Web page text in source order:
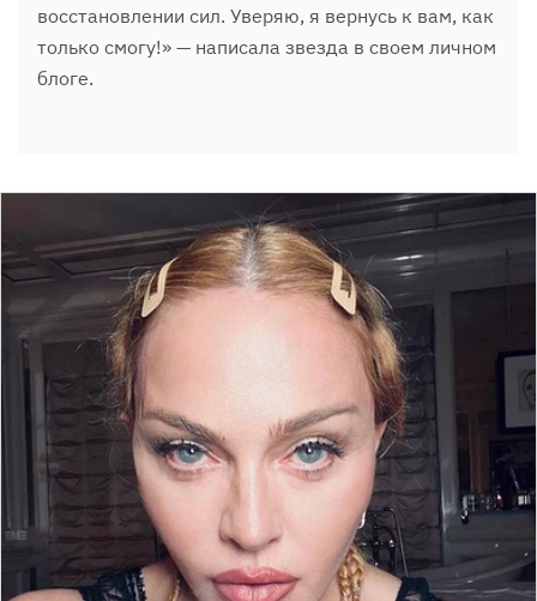
восстановлении сил. Уверяю, я вернусь к вам, как
только смогу!» — написала звезда в своем личном
блоге.